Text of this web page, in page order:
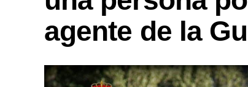
agente de la